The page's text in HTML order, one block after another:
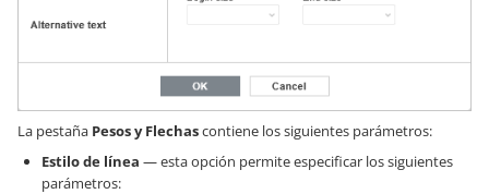
La pestaña Pesos y Flechascontiene los siguientes parámetros:
Estilo de línea — esta opción permite especificar los siguientes
parámetros: